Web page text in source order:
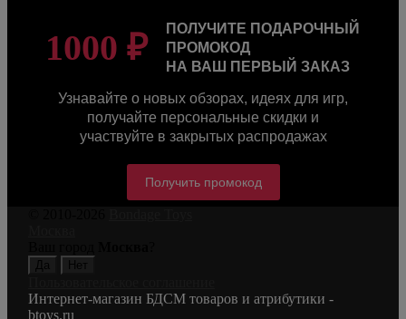
1000 ₽
ПОЛУЧИТЕ ПОДАРОЧНЫЙ
ПРОМОКОД
НА ВАШ ПЕРВЫЙ ЗАКАЗ
Узнавайте о новых обзорах, идеях для игр,
получайте персональные скидки и
участвуйте в закрытых распродажах
Получить промокод
Интернет-магазин БДСМ товаров и атрибутики -
btoys.ru